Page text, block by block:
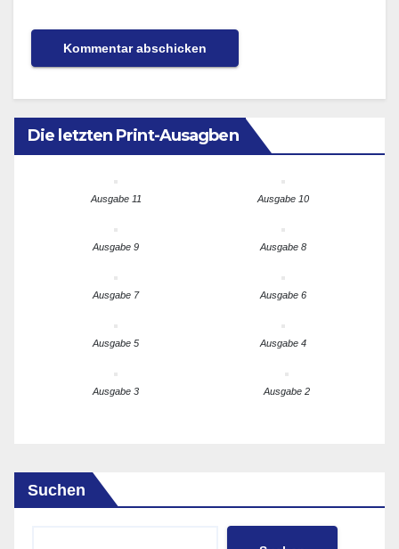
Die letzten Print-Ausagben
Ausgabe 11 Ausgabe 10
Ausgabe 9 Ausgabe 8
Ausgabe 7 Ausgabe 6
Ausgabe 5 Ausgabe 4
Ausgabe 3 Ausgabe 2
Suchen